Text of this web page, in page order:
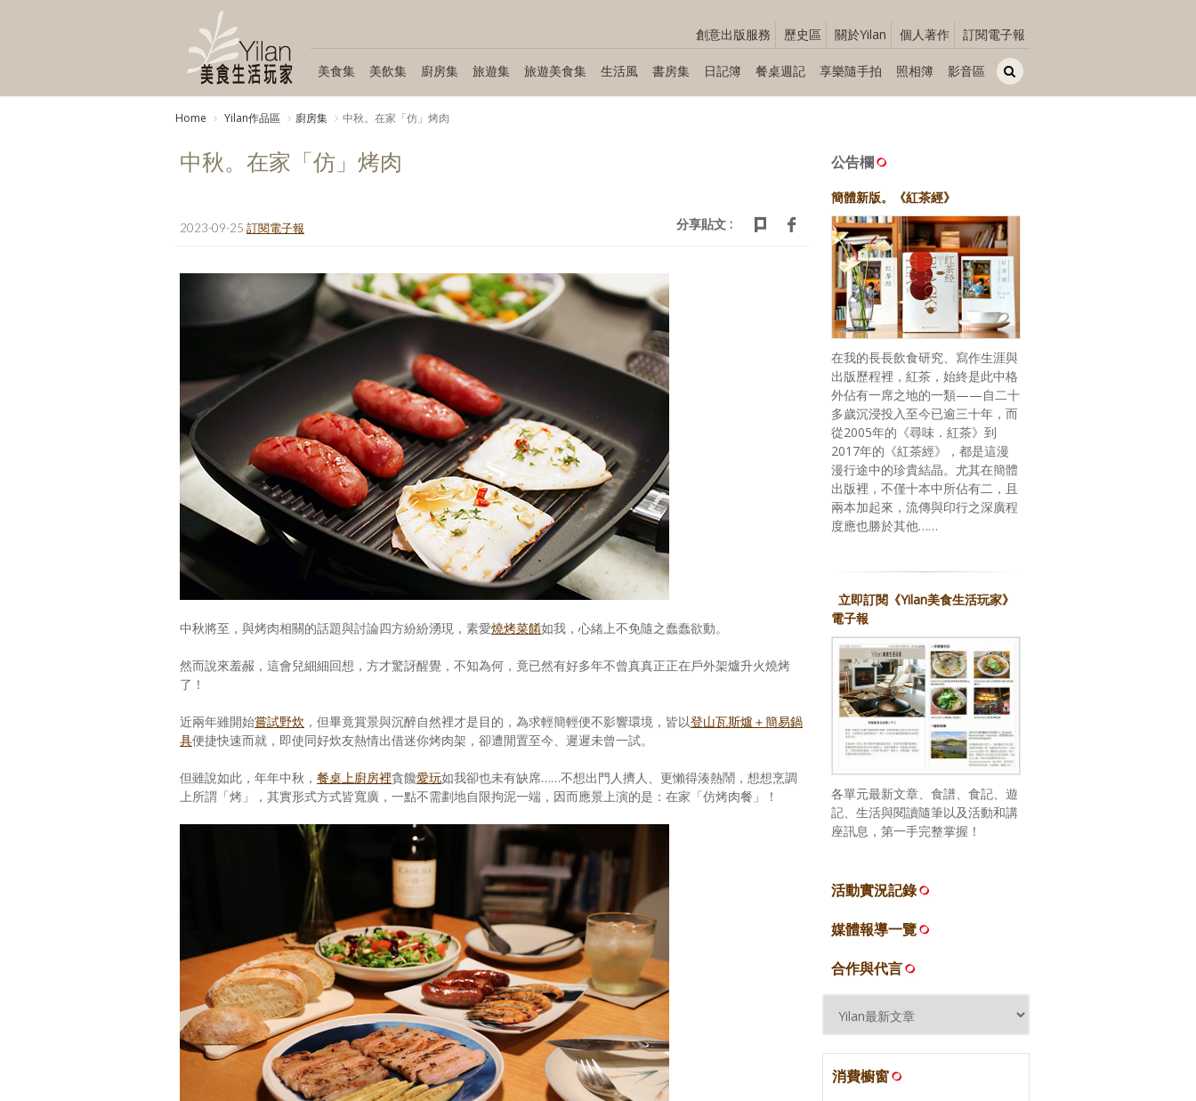
創意出版服務 歷史區 關於Yilan 個人著作 訂閱電子報
美食集 美飲集 廚房集 旅遊集 旅遊美食集 生活風 書房集 日記簿 餐桌週記 享樂隨手拍 照相簿 影音區
Home Yilan作品區 廚房集 中秋。在家「仿」烤肉
中秋。在家「仿」烤肉
2023-09-25 訂閱電子報 分享貼文 :
中秋將至，與烤肉相關的話題與討論四方紛紛湧現，素愛燒烤菜餚如我，心緒上不免隨之蠢蠢欲動。
然而說來羞赧，這會兒細細回想，方才驚訝醒覺，不知為何，竟已然有好多年不曾真真正正在戶外架爐升火燒烤
了！
近兩年雖開始嘗試野炊 ，但畢竟賞景與沉醉自然裡才是目的，為求輕簡輕便不影響環境，皆以登山瓦斯爐＋簡易鍋
具便捷快速而就，即使同好炊友熱情出借迷你烤肉架，卻遭閒置至今、遲遲未曾一試。
但雖說如此，年年中秋， 餐桌上廚房裡貪饞愛玩如我卻也未有缺席……不想出門人擠人、更懶得湊熱鬧，想想烹調
上所謂「烤」，其實形式方式皆寬廣，一點不需劃地自限拘泥一端，因而應景上演的是：在家「仿烤肉餐」！
公告欄
簡體新版。《紅茶經》
在我的長長飲食研究、寫作生涯與
出版歷程裡，紅茶，始終是此中格
外佔有一席之地的一類——自二十
多歲沉浸投入至今已逾三十年，而
從2005年的《尋味．紅茶》到
2017年的《紅茶經》，都是這漫
漫行途中的珍貴結晶。尤其在簡體
出版裡，不僅十本中所佔有二，且
兩本加起來，流傳與印行之深廣程
度應也勝於其他……
立即訂閱《Yilan美食生活玩家》
電子報
各單元最新文章、食譜、食記、遊
記、生活與閱讀隨筆以及活動和講
座訊息，第一手完整掌握！
活動實況記錄
媒體報導一覽
合作與代言
消費櫥窗